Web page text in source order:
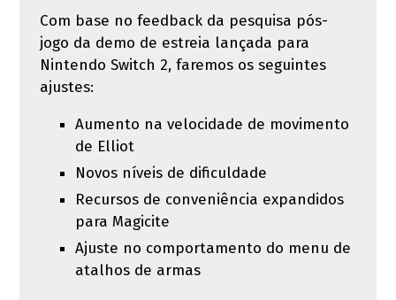
Com base no feedback da pesquisa pós-
jogo da demo de estreia lançada para
Nintendo Switch 2, faremos os seguintes
ajustes:
Aumento na velocidade de movimento
de Elliot
Novos níveis de dificuldade
Recursos de conveniência expandidos
para Magicite
Ajuste no comportamento do menu de
atalhos de armas